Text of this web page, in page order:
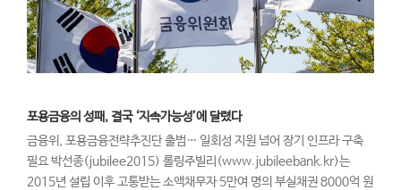
포용금융의 성패, 결국 ‘지속가능성’에 달렸다
금융위, 포용금융전략추진단 출범… 일회성 지원 넘어 장기 인프라 구축
필요 박선종(jubilee2015) 롤링주빌리(www.jubileebank.kr)는
2015년 설립 이후 고통받는 소액채무자 5만여 명의 부실채권 8000억 원